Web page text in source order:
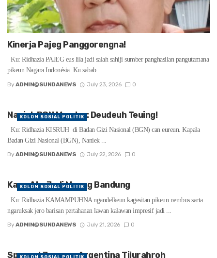
Kinerja Pajeg Panggorengna!
Ku: Ridhazia PAJEG eus lila jadi salah sahiji sumber panghasilan pangutamana
pikeun Nagara Indonésia. Ku sabab ...
By ADMIN@SUNDANEWS July 23, 2026 0
Naniek BGN Mundur: Deudeuh Teuing!
Ku: Ridhazia KISRUH di Badan Gizi Nasional (BGN) can eureun. Kapala
Badan Gizi Nasional (BGN), Naniek ...
By ADMIN@SUNDANEWS July 22, 2026 0
KOLOM SOSIAL POLITIK
Kang Ata Jadi Maung Bandung
Ku: Ridhazia KAMAMPUHNA ngandelkeun kagesitan pikeun nembus sarta
ngaruksak jero barisan pertahanan lawan kalawan impresif jadi ...
By ADMIN@SUNDANEWS July 21, 2026 0
KOLOM SOSIAL POLITIK
Spanyol Jawara, Argentina Tijurahroh